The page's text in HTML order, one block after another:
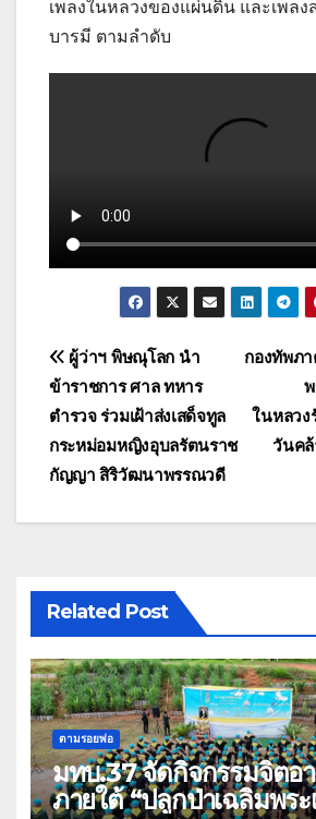
เพลงในหลวงของแผ่นดิน และเพลง
บารมี ตามลำดับ
แนะแนว
เรื่อง
กองทัพภ
ในหลวง
วันคล้
ผู้ว่าฯ พิษณุโลก นำ
ข้าราชการ ศาล ทหาร
ตำรวจ ร่วมเฝ้าส่งเสด็จทูล
กระหม่อมหญิงอุบลรัตนราช
กัญญา สิริวัฒนาพรรณวดี
Related Post
ตามรอยพ่อ
มทบ.37 จัดกิจกรรมจิตอ
ภายใต้ “ปลูกป่าเฉลิมพระ